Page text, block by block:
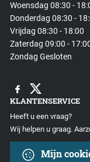
Woensdag 08:30 -
Donderdag 08:30 -
Vrijdag 08:30 - 18:00
Zaterdag 09:00 -
Zondag Gesloten
KLANTENSERVICE
Heeft u een vraag?
Wij helpen u graag.
Mijn